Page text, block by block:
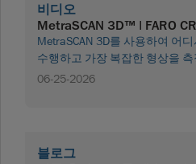
비디오
MetraSCAN 3D™ | FARO
MetraSCAN 3D를 사용하여 어
수행하고 가장 복잡한 형상을
06-25-2026
블로그